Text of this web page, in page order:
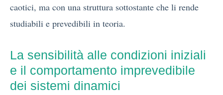
caotici, ma con una struttura sottostante che li rende
studiabili e prevedibili in teoria.
La sensibilità alle condizioni iniziali
e il comportamento imprevedibile
dei sistemi dinamici